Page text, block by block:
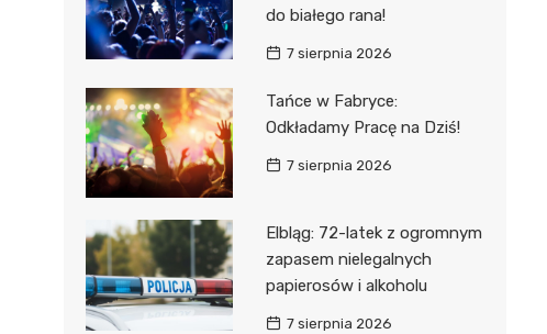
do białego rana!
7 sierpnia 2026
Tańce w Fabryce:
Odkładamy Pracę na Dziś!
7 sierpnia 2026
Elbląg: 72-latek z ogromnym
zapasem nielegalnych
papierosów i alkoholu
7 sierpnia 2026